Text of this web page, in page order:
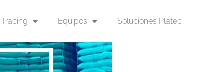
Tracing Equipos Soluciones Platec